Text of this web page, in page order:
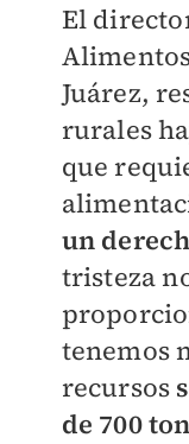
El
Juárez,
rurales
que
un
tristeza
tenemos
recursos
de 700